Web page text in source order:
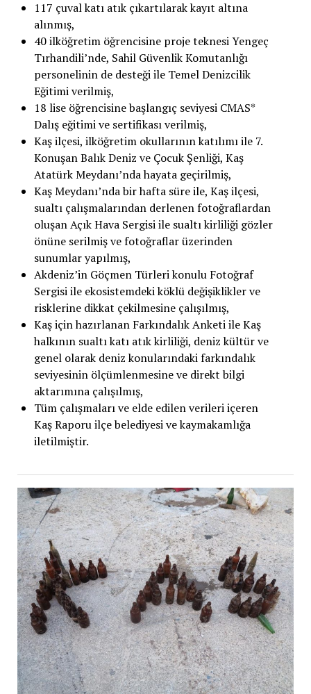
117 çuval katı atık çıkartılarak kayıt altına
alınmış,
40 ilköğretim öğrencisine proje teknesi Yengeç
Tırhandili’nde, Sahil Güvenlik Komutanlığı
personelinin de desteği ile Temel Denizcilik
Eğitimi verilmiş,
18 lise öğrencisine başlangıç seviyesi CMAS*
Dalış eğitimi ve sertifikası verilmiş,
Kaş ilçesi, ilköğretim okullarının katılımı ile 7.
Konuşan Balık Deniz ve Çocuk Şenliği, Kaş
Atatürk Meydanı’nda hayata geçirilmiş,
Kaş Meydanı’nda bir hafta süre ile, Kaş ilçesi,
sualtı çalışmalarından derlenen fotoğraflardan
oluşan Açık Hava Sergisi ile sualtı kirliliği gözler
önüne serilmiş ve fotoğraflar üzerinden
sunumlar yapılmış,
Akdeniz’in Göçmen Türleri konulu Fotoğraf
Sergisi ile ekosistemdeki köklü değişiklikler ve
risklerine dikkat çekilmesine çalışılmış,
Kaş için hazırlanan Farkındalık Anketi ile Kaş
halkının sualtı katı atık kirliliği, deniz kültür ve
genel olarak deniz konularındaki farkındalık
seviyesinin ölçümlenmesine ve direkt bilgi
aktarımına çalışılmış,
Tüm çalışmaları ve elde edilen verileri içeren
Kaş Raporu ilçe belediyesi ve kaymakamlığa
iletilmiştir.